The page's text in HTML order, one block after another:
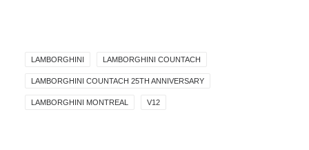
LAMBORGHINI LAMBORGHINI COUNTACH
LAMBORGHINI COUNTACH 25TH ANNIVERSARY
LAMBORGHINI MONTREAL V12